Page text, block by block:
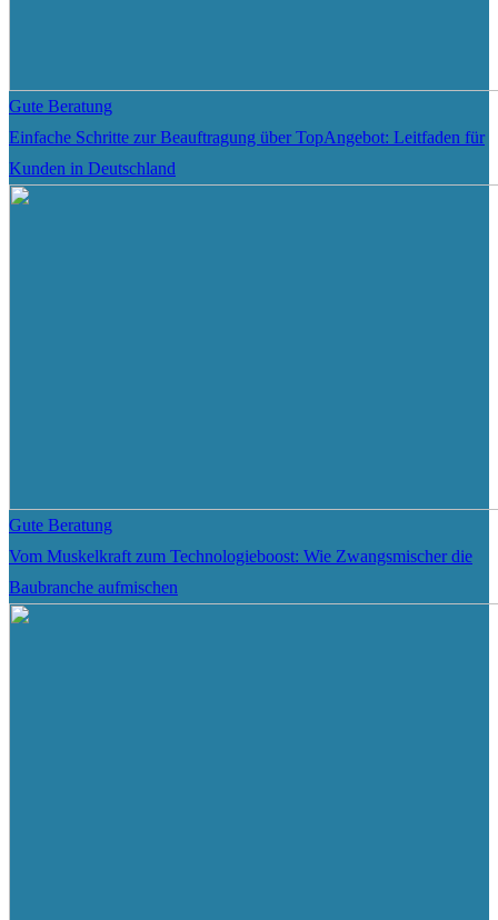
Gute Beratung
Einfache Schritte zur Beauftragung über TopAngebot: Leitfaden für
Kunden in Deutschland
Gute Beratung
Vom Muskelkraft zum Technologieboost: Wie Zwangsmischer die
Baubranche aufmischen